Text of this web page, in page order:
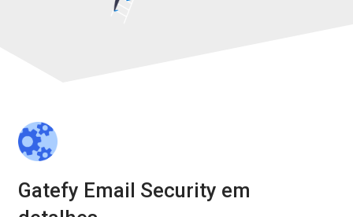
Gatefy Email Security em